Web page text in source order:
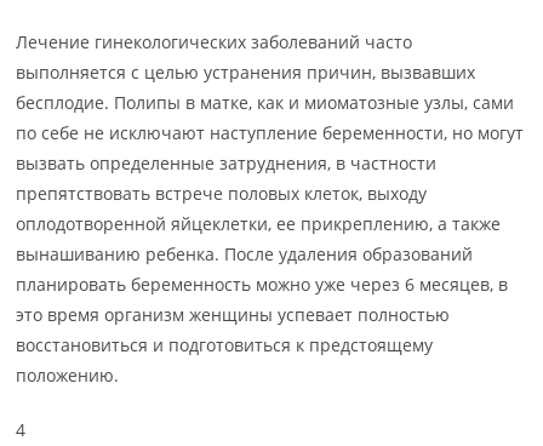
Лечение гинекологических заболеваний часто
выполняется с целью устранения причин, вызвавших
бесплодие. Полипы в матке, как и миоматозные узлы, сами
по себе не исключают наступление беременности, но могут
вызвать определенные затруднения, в частности
препятствовать встрече половых клеток, выходу
оплодотворенной яйцеклетки, ее прикреплению, а также
вынашиванию ребенка. После удаления образований
планировать беременность можно уже через 6 месяцев, в
это время организм женщины успевает полностью
восстановиться и подготовиться к предстоящему
положению.
4